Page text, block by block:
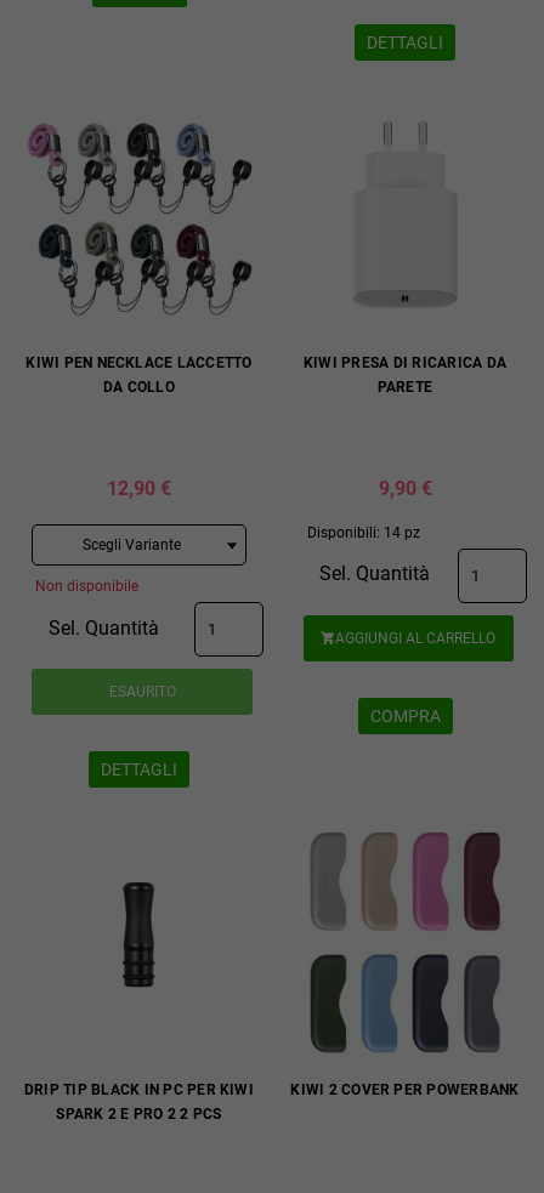
DETTAGLI
KIWI PEN NECKLACE LACCETTO
DA COLLO
12,90 €
Non disponibile
Sel. Quantità
ESAURITO
DETTAGLI
KIWI PRESA DI RICARICA DA
PARETE
9,90 €
Disponibili: 14 pz
Sel. Quantità
AGGIUNGI AL CARRELLO
COMPRA
DRIP TIP BLACK IN PC PER KIWI
SPARK 2 E PRO 2 2 PCS
KIWI 2 COVER PER POWERBANK